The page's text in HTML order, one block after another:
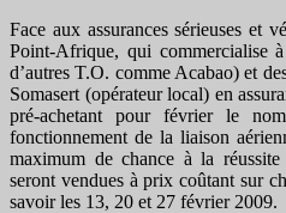
Face aux assurances sérieuses et
Point-Afrique, qui commercialise
d’autres T.O. comme Acabao) et
Somasert (opérateur local) en
pré-achetant pour février le
fonctionnement de la liaison
maximum de chance à la
seront vendues à prix coûtant sur
savoir les 13, 20 et 27 février 2009.